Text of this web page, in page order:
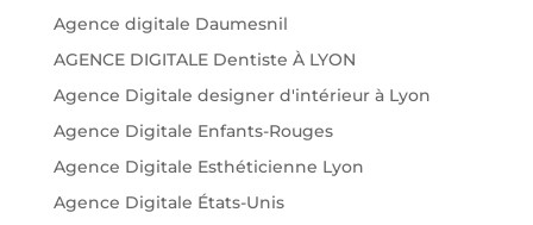
Agence digitale Daumesnil
AGENCE DIGITALE Dentiste À LYON
Agence Digitale designer d'intérieur à Lyon
Agence Digitale Enfants-Rouges
Agence Digitale Esthéticienne Lyon
Agence Digitale États-Unis